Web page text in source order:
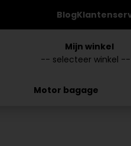
Blog
Mijn winkel
Motor bagage